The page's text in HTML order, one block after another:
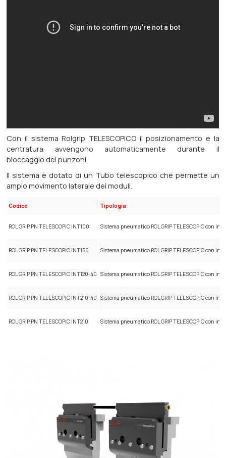
Con il sistema Rolgrip TELESCOPICO il posizionamento e la
centratura avvengono automaticamente durante il
bloccaggio dei punzoni.
Il sistema è dotato di un Tubo telescopico che permette un
ampio movimento laterale dei moduli.
Codice Tipologia
ROL GRIP PN TELESCOPIC INT100 Sistema pneumatico ROL GRIP TELESCOPIC con
ROL GRIP PN TELESCOPIC INT150 Sistema pneumatico ROL GRIP TELESCOPIC con
ROL GRIP PN TELESCOPIC INT120-40 Sistema pneumatico ROL GRIP TELESCOPIC con
ROL GRIP PN TELESCOPIC INT210-40 Sistema pneumatico ROL GRIP TELESCOPIC con
ROL GRIP PN TELESCOPIC INT210 Sistema pneumatico ROL GRIP TELESCOPIC con